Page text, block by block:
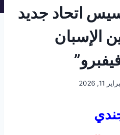
اتحاد جديد
الإسبان
11, 2026